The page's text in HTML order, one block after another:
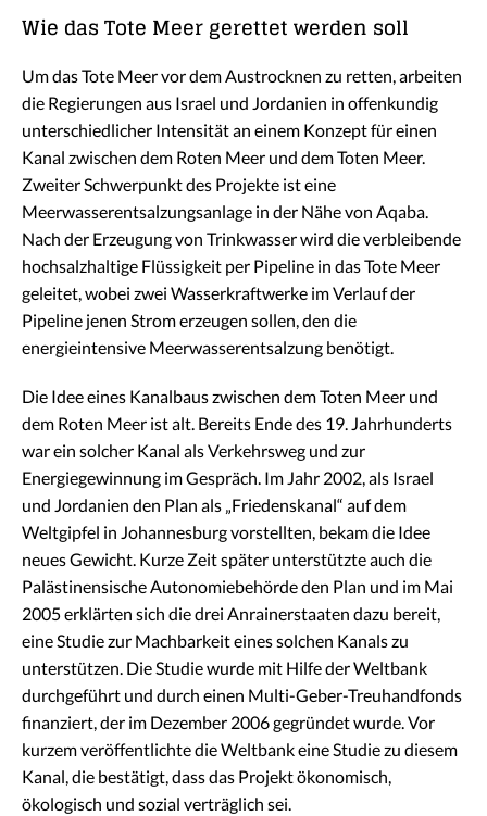
Wie das Tote Meer gerettet werden soll
Um das Tote Meer vor dem Austrocknen zu retten, arbeiten
die Regierungen aus Israel und Jordanien in offenkundig
unterschiedlicher Intensität an einem Konzept für einen
Kanal zwischen dem Roten Meer und dem Toten Meer.
Zweiter Schwerpunkt des Projekte ist eine
Meerwasserentsalzungsanlage in der Nähe von Aqaba.
Nach der Erzeugung von Trinkwasser wird die verbleibende
hochsalzhaltige Flüssigkeit per Pipeline in das Tote Meer
geleitet, wobei zwei Wasserkraftwerke im Verlauf der
Pipeline jenen Strom erzeugen sollen, den die
energieintensive Meerwasserentsalzung benötigt.
Die Idee eines Kanalbaus zwischen dem Toten Meer und
dem Roten Meer ist alt. Bereits Ende des 19. Jahrhunderts
war ein solcher Kanal als Verkehrsweg und zur
Energiegewinnung im Gespräch. Im Jahr 2002, als Israel
und Jordanien den Plan als „Friedenskanal“ auf dem
Weltgipfel in Johannesburg vorstellten, bekam die Idee
neues Gewicht. Kurze Zeit später unterstützte auch die
Palästinensische Autonomiebehörde den Plan und im Mai
2005 erklärten sich die drei Anrainerstaaten dazu bereit,
eine Studie zur Machbarkeit eines solchen Kanals zu
unterstützen. Die Studie wurde mit Hilfe der Weltbank
durchgeführt und durch einen Multi-Geber-Treuhandfonds
finanziert, der im Dezember 2006 gegründet wurde. Vor
kurzem veröffentlichte die Weltbank eine Studie zu diesem
Kanal, die bestätigt, dass das Projekt ökonomisch,
ökologisch und sozial verträglich sei.